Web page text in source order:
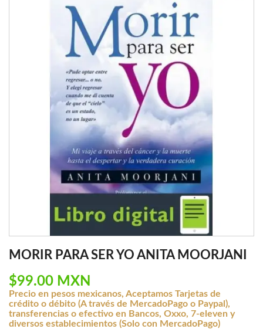
MORIR PARA SER YO ANITA MOORJANI
$99.00 MXN
Precio en pesos mexicanos, Aceptamos Tarjetas de
crédito o débito (A través de MercadoPago o Paypal),
transferencias o efectivo en Bancos, Oxxo, 7-eleven y
diversos establecimientos (Solo con MercadoPago)